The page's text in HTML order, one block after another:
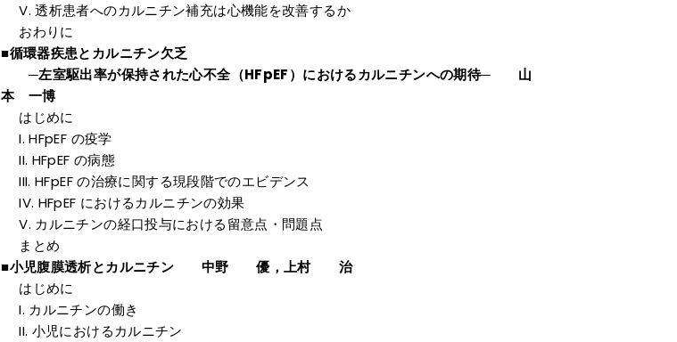
透析患者へのカルニチン補充は心機能を改善するか
おわりに
■循環器疾患とカルニチン欠乏
─左室駆出率が保持された心不全（HFpEF）におけるカルニチンへの期待─ 山
本 一博
はじめに
HFpEF の疫学
HFpEF の病態
HFpEF の治療に関する現段階でのエビデンス
HFpEF におけるカルニチンの効果
カルニチンの経口投与における留意点・問題点
まとめ
■小児腹膜透析とカルニチン 中野 優，上村 治
はじめに
カルニチンの働き
小児におけるカルニチン